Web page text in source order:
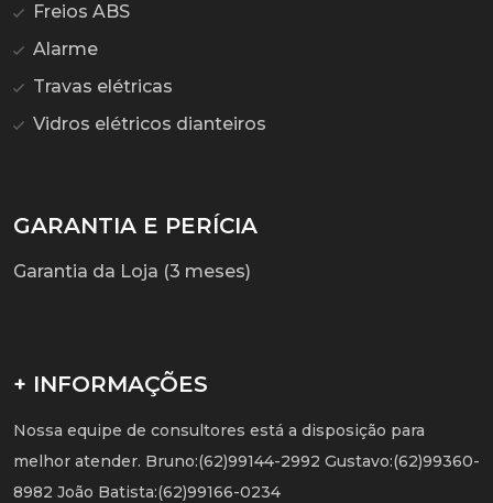
Freios ABS
Alarme
Travas elétricas
Vidros elétricos dianteiros
GARANTIA E PERÍCIA
Garantia da Loja (3 meses)
+ INFORMAÇÕES
Nossa equipe de consultores está a disposição para
melhor atender. Bruno:(62)99144-2992 Gustavo:(62)99360-
8982 João Batista:(62)99166-0234